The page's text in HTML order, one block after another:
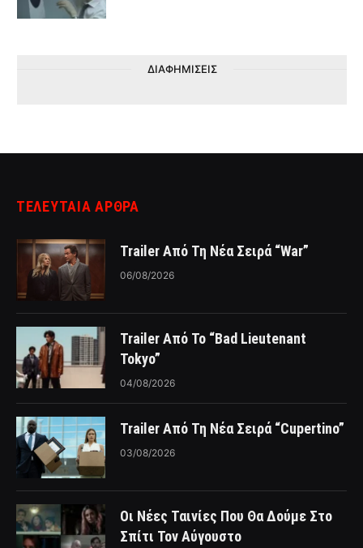
ΔΙΑΦΗΜΙΣΕΙΣ
ΤΕΛΕΥΤΑΙΑ ΑΡΘΡΑ
Trailer Από Τη Νέα Σειρά “War”
06/08/2026
Trailer Από Το “Bad Lieutenant
Tokyo”
04/08/2026
Trailer Από Τη Νέα Σειρά “Cupertino”
03/08/2026
Οι Νέες Ταινίες Που Θα Δούμε Στο
Σπίτι Τον Αύγουστο